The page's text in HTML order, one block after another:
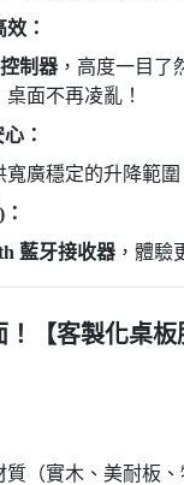
：
制器 ，高度一目了
面不再凌亂！
：
寬廣穩定的升降範
藍牙接收器 ，體驗
【客製化桌板
（實木、美耐板